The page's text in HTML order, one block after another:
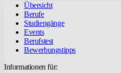
Übersicht
Berufe
Studiengänge
Events
Berufstest
Bewerbungstipps
Informationen für: